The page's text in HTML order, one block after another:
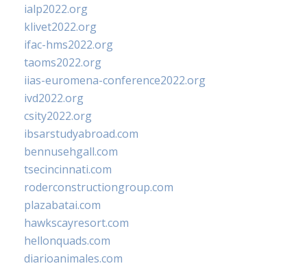
ialp2022.org
klivet2022.org
ifac-hms2022.org
taoms2022.org
iias-euromena-conference2022.org
ivd2022.org
csity2022.org
ibsarstudyabroad.com
bennusehgall.com
tsecincinnati.com
roderconstructiongroup.com
plazabatai.com
hawkscayresort.com
hellonquads.com
diarioanimales.com